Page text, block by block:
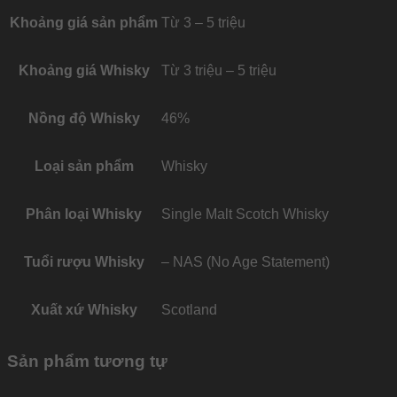
Khoảng giá sản phẩm Từ 3 – 5 triệu
Khoảng giá Whisky Từ 3 triệu – 5 triệu
Nồng độ Whisky 46%
Loại sản phẩm Whisky
Phân loại Whisky Single Malt Scotch Whisky
Tuổi rượu Whisky – NAS (No Age Statement)
Xuất xứ Whisky Scotland
Sản phẩm tương tự